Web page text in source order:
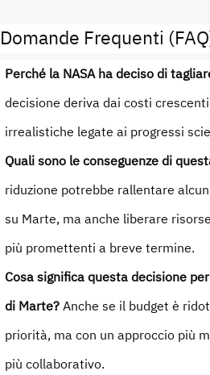
Domande Frequenti
Perché la NASA ha deciso di
decisione deriva dai costi
irrealistiche legate ai progressi
Quali sono le conseguenze di
riduzione potrebbe rallentare
su Marte, ma anche liberare
più promettenti a breve termine.
Cosa significa questa decisione
di Marte?Anche se il budget è
priorità, ma con un approccio più
più collaborativo.